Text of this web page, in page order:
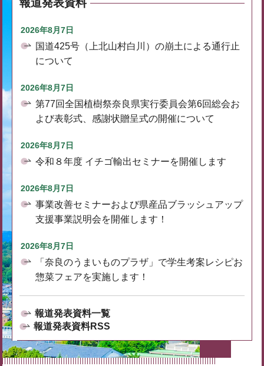
報道発表資料
2026年8月7日
国道425号（上北山村白川）の崩土による通行止
について
2026年8月7日
第77回全国植樹祭奈良県実行委員会第6回総会お
よび表彰式、感謝状贈呈式の開催について
2026年8月7日
令和８年度 イチゴ輸出セミナーを開催します
2026年8月7日
事業改善セミナーおよび県産品ブラッシュアップ
支援事業説明会を開催します！
2026年8月7日
「奈良のうまいものプラザ」で学生考案レシピお
惣菜フェアを実施します！
報道発表資料一覧
報道発表資料RSS